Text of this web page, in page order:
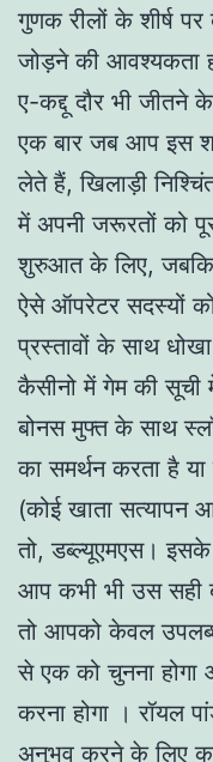
गुणक रीलों के शीर्ष
जोड़ने की आवश्यकता
ए-कद्दू दौर भी जीतने
एक बार जब आप इस
लेते हैं, खिलाड़ी
में अपनी जरूरतों को
शुरुआत के लिए, जबकि
ऐसे ऑपरेटर सदस्यों
प्रस्तावों के साथ
कैसीनो में गेम की सूची
बोनस मुफ्त के साथ
का समर्थन करता है
(कोई खाता सत्यापन
तो, डब्ल्यूएमएस।
आप कभी भी उस सही
तो आपको केवल
से एक को चुनना
करना होगा । रॉयल
अनुभव करने के लिए